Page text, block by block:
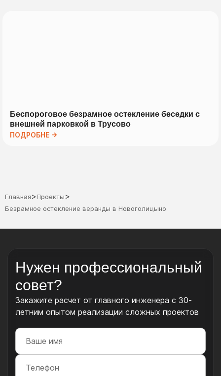
Беспороговое безрамное остекление беседки с
внешней парковкой в Трусово
ПОДРОБНЕ →
Главная>Проекты>
Безрамное остекление веранды в Новоголицыно
Нужен профессиональный
совет?
Закажите расчет от главного инженера с 30-
летним опытом реализации сложных проектов